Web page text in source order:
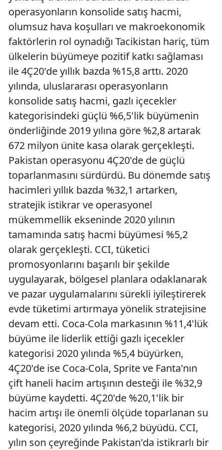
operasyonların konsolide satış hacmi,
olumsuz hava koşulları ve makroekonomik
faktörlerin rol oynadığı Tacikistan hariç, tüm
ülkelerin büyümeye pozitif katkı sağlaması
ile 4Ç20'de yıllık bazda %15,8 arttı. 2020
yılında, uluslararası operasyonların
konsolide satış hacmi, gazlı içecekler
kategorisindeki güçlü %6,5'lik büyümenin
önderliğinde 2019 yılına göre %2,8 artarak
672 milyon ünite kasa olarak gerçekleşti.
Pakistan operasyonu 4Ç20'de de güçlü
toparlanmasını sürdürdü. Bu dönemde satış
hacimleri yıllık bazda %32,1 artarken,
stratejik istikrar ve operasyonel
mükemmellik ekseninde 2020 yılının
tamamında satış hacmi büyümesi %5,2
olarak gerçekleşti. CCI, tüketici
promosyonlarını başarılı bir şekilde
uygulayarak, bölgesel planlara odaklanarak
ve pazar uygulamalarını sürekli iyileştirerek
evde tüketimi artırmaya yönelik stratejisine
devam etti. Coca-Cola markasının %11,4'lük
büyüme ile liderlik ettiği gazlı içecekler
kategorisi 2020 yılında %5,4 büyürken,
4Ç20'de ise Coca-Cola, Sprite ve Fanta'nın
çift haneli hacim artışının desteği ile %32,9
büyüme kaydetti. 4Ç20'de %20,1'lik bir
hacim artışı ile önemli ölçüde toparlanan su
kategorisi, 2020 yılında %6,2 büyüdü. CCI,
yılın son çeyreğinde Pakistan'da istikrarlı bir